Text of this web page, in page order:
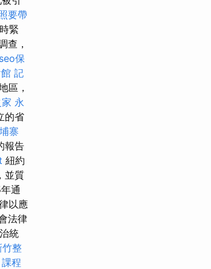
要帶
緊
查，
seo保
記
區，
永
的省
寨
報告
紐約
並質
通
以應
法律
統
竹整
程